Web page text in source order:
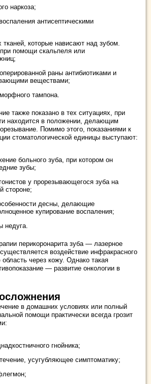
наркоза;
антисептическими
тканей, которые нависают над зубом.
помощи скальпеля или
раны антибиотиками и
веществами;
тампона.
также показано в тех ситуациях, при
находится в положении, делающим
Помимо этого, показаниями к
стоматологической единицы выступают:
больного зуба, при котором он
зубы;
у прорезывающегося зуба на
стороне;
десны, делающие
купирование воспаления;
недуга.
перикоронарита зуба — лазерное
воздействие инфракрасного
через кожу. Однако такая
— развитие онкологии в
в домашних условиях или полный
помощи практически всегда грозит
гнойника;
усугубляющее симптоматику;